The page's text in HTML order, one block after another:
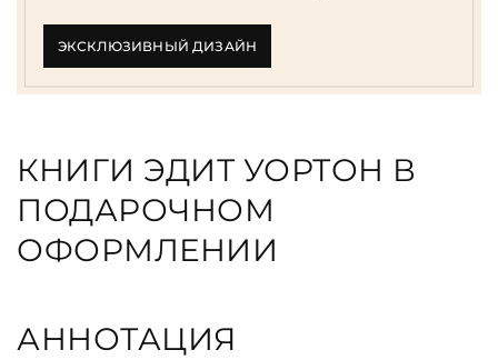
ЭКСКЛЮЗИВНЫЙ ДИЗАЙН
КНИГИ ЭДИТ УОРТОН В
ПОДАРОЧНОМ
ОФОРМЛЕНИИ
АННОТАЦИЯ